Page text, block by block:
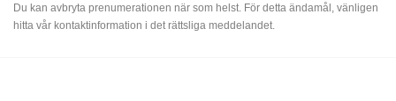
Du kan avbryta prenumerationen när som helst. För detta ändamål, vänligen
hitta vår kontaktinformation i det rättsliga meddelandet.